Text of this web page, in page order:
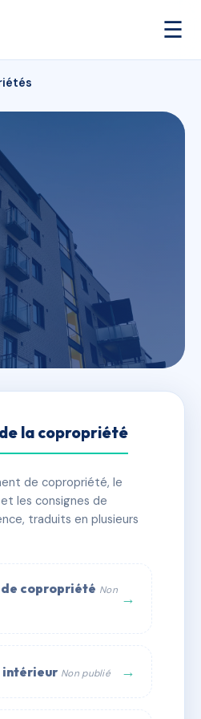
☰
92600
Seine
sur-Seine
lots 🏗 1 bâtiment(s)
Digital 💬 WhatsApp
la copropriété
de copropriété, le
les consignes de
traduits en plusieurs
copropriété Non →
intérieur Non publié →